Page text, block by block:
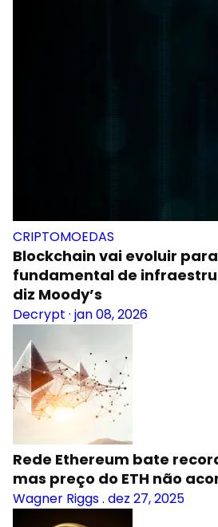
CRIPTOMOEDAS
Blockchain vai evoluir
fundamental de
diz Moody’s
Decrypt · jan 08, 2026
Rede Ethereum bate
mas preço do ETH não
Wagner Riggs. dez 27, 2025